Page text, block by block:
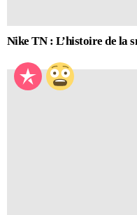
Nike TN : L’histoire de la